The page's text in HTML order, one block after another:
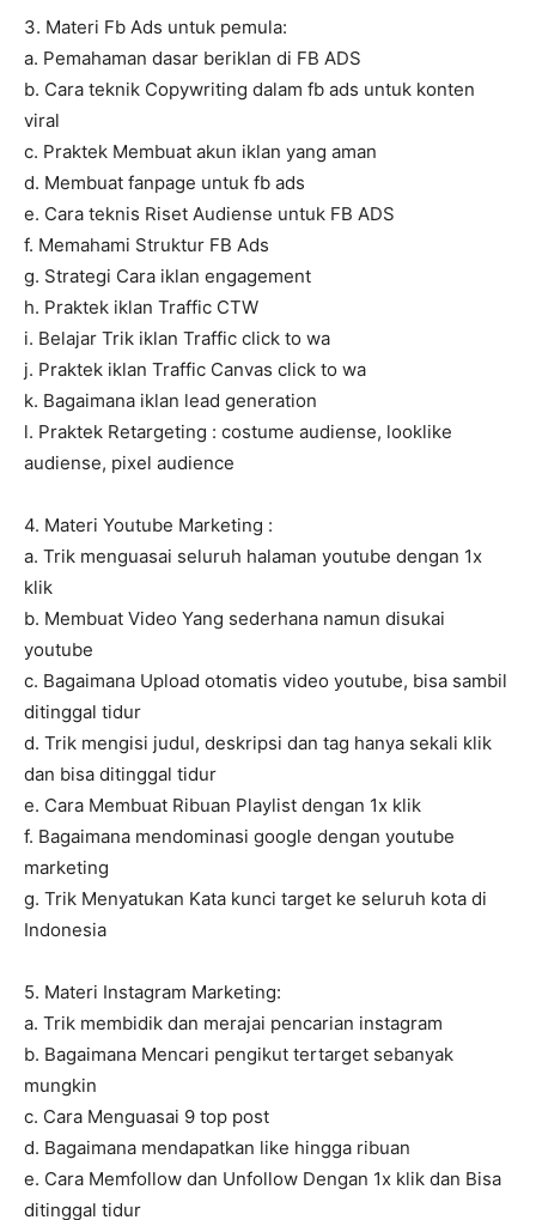
3. Materi Fb Ads untuk pemula:
a. Pemahaman dasar beriklan di FB ADS
b. Cara teknik Copywriting dalam fb ads untuk konten
viral
c. Praktek Membuat akun iklan yang aman
d. Membuat fanpage untuk fb ads
e. Cara teknis Riset Audiense untuk FB ADS
f. Memahami Struktur FB Ads
g. Strategi Cara iklan engagement
h. Praktek iklan Traffic CTW
i. Belajar Trik iklan Traffic click to wa
j. Praktek iklan Traffic Canvas click to wa
k. Bagaimana iklan lead generation
l. Praktek Retargeting : costume audiense, looklike
audiense, pixel audience
4. Materi Youtube Marketing :
a. Trik menguasai seluruh halaman youtube dengan 1x
klik
b. Membuat Video Yang sederhana namun disukai
youtube
c. Bagaimana Upload otomatis video youtube, bisa sambil
ditinggal tidur
d. Trik mengisi judul, deskripsi dan tag hanya sekali klik
dan bisa ditinggal tidur
e. Cara Membuat Ribuan Playlist dengan 1x klik
f. Bagaimana mendominasi google dengan youtube
marketing
g. Trik Menyatukan Kata kunci target ke seluruh kota di
Indonesia
5. Materi Instagram Marketing:
a. Trik membidik dan merajai pencarian instagram
b. Bagaimana Mencari pengikut tertarget sebanyak
mungkin
c. Cara Menguasai 9 top post
d. Bagaimana mendapatkan like hingga ribuan
e. Cara Memfollow dan Unfollow Dengan 1x klik dan Bisa
ditinggal tidur